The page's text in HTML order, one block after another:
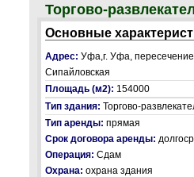
Торгово-
Основные
Адрес: Уфа,г. Уфа,
Сипайловская
Площадь (м2): 154000
Тип здания: Торгово-
Тип аренды: прямая
Срок договора аренды:
Операция: Сдам
Охрана: охрана здания